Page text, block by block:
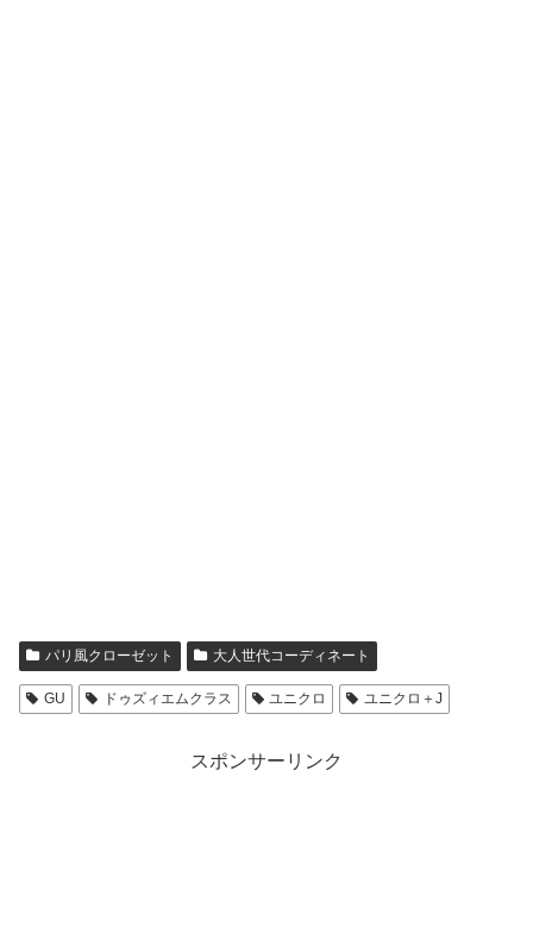
パリ風クローゼット 大人世代コーディネート
GU ドゥズィエムクラス ユニクロ ユニクロ＋J
スポンサーリンク